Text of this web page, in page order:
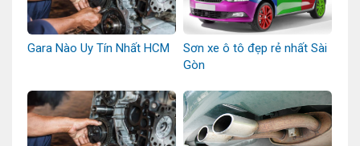
Gara Nào Uy Tín Nhất HCM
Sơn xe ô tô đẹp rẻ nhất Sài
Gòn